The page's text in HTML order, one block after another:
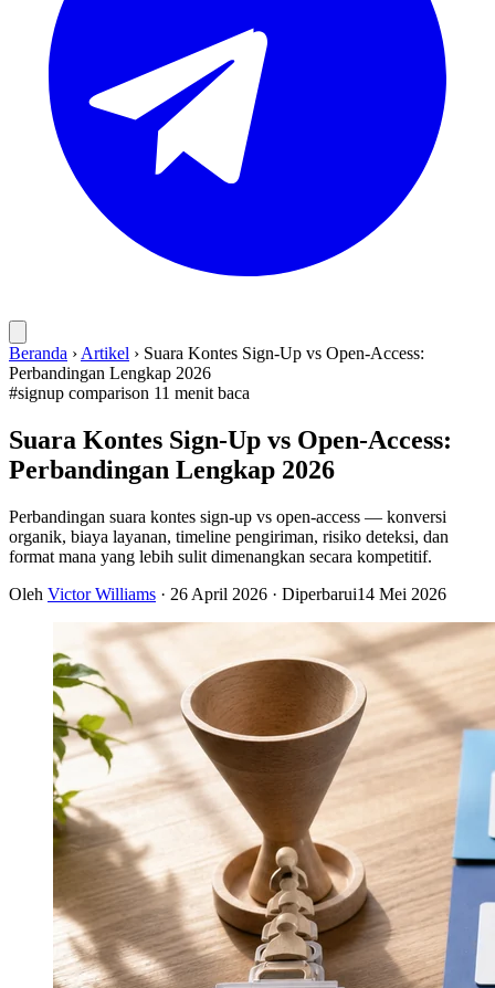
Beranda › Artikel › Suara Kontes Sign-Up vs Open-Access:
Perbandingan Lengkap 2026
#signup comparison 11 menit baca
Suara Kontes Sign-Up vs Open-Access:
Perbandingan Lengkap 2026
Perbandingan suara kontes sign-up vs open-access — konversi
organik, biaya layanan, timeline pengiriman, risiko deteksi, dan
format mana yang lebih sulit dimenangkan secara kompetitif.
Oleh Victor Williams · 26 April 2026 · Diperbarui14 Mei 2026